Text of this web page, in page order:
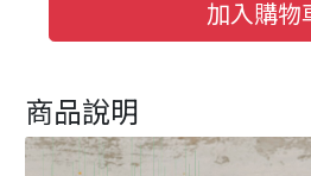
加入購物
商品說明